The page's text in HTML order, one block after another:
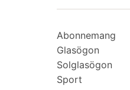
Abonnemang
Glasögon
Solglasögon
Sport